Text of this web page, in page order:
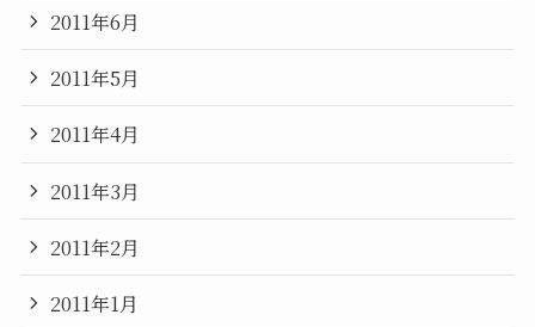
2011年6月
2011年5月
2011年4月
2011年3月
2011年2月
2011年1月